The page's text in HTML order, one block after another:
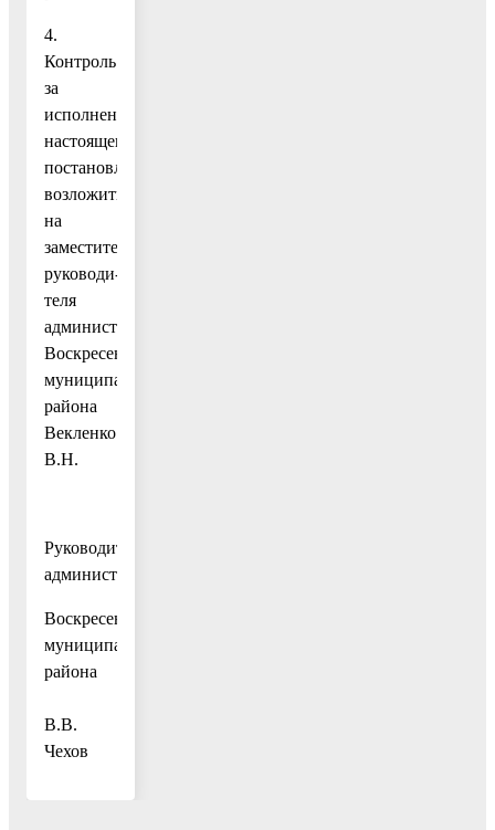
4.
Контроль
за
исполнением
настоящего
постановления
возложить
на
заместителя
руководи-
теля
администрации
Воскресенского
муниципального
района
Векленко
В.Н.
Руководитель
администрации
Воскресенского
муниципального
района
В.В.
Чехов